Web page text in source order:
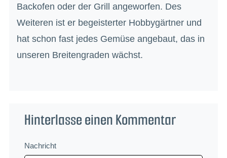
Backofen oder der Grill angeworfen. Des
Weiteren ist er begeisterter Hobbygärtner und
hat schon fast jedes Gemüse angebaut, das in
unseren Breitengraden wächst.
Hinterlasse einen Kommentar
Nachricht